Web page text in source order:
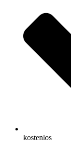
kostenlos